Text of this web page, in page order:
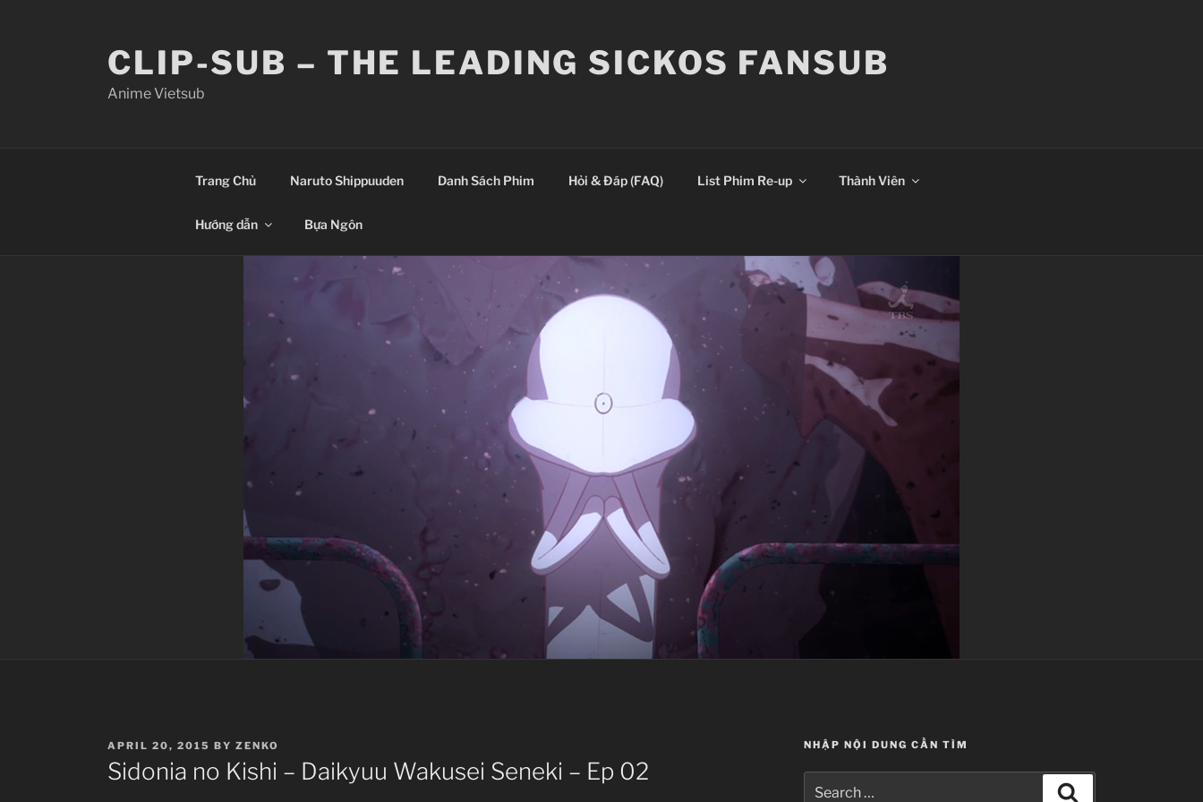
CLIP-SUB – THE LEADING SICKOS FANSUB
Anime Vietsub
Trang Chủ Naruto Shippuuden Danh Sách Phim Hỏi & Đáp (FAQ) List Phim Re-up Thành Viên
Hướng dẫn Bựa Ngôn
POSTED
ON
APRIL 20, 2015 BY ZENKO
Sidonia no Kishi – Daikyuu Wakusei Seneki – Ep 02
NHẬP NỘI DUNG CẦN TÌM